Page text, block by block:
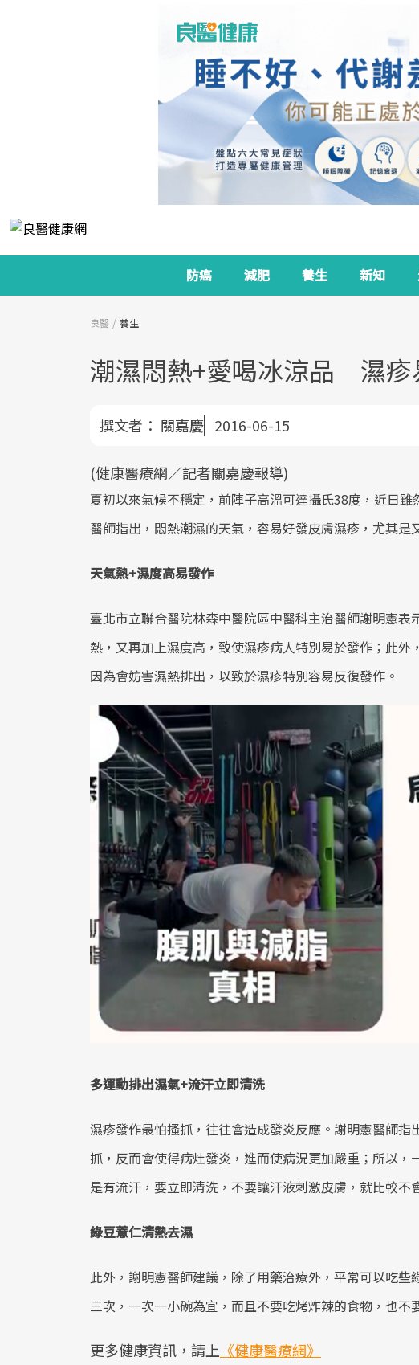
防癌 減肥 養生 新知
良醫 養生
潮濕悶熱+愛喝冰涼品 濕疹
撰文者： 關嘉慶 2016-06-15
(健康醫療網／記者關嘉慶報導)
夏初以來氣候不穩定，前陣子高溫可達攝氏38度，近日
醫師指出，悶熱潮濕的天氣，容易好發皮膚濕疹，尤其是
天氣熱+濕度高易發作
臺北市立聯合醫院林森中醫院區中醫科主治醫師謝明憲
熱，又再加上濕度高，致使濕疹病人特別易於發作；此
因為會妨害濕熱排出，以致於濕疹特別容易反復發作。
多運動排出濕氣+流汗立即清洗
濕疹發作最怕搔抓，往往會造成發炎反應。謝明憲醫師
抓，反而會使得病灶發炎，進而使病況更加嚴重；所以
是有流汗，要立即清洗，不要讓汗液刺激皮膚，就比較不
綠豆薏仁清熱去濕
此外，謝明憲醫師建議，除了用藥治療外，平常可以吃
三次，一次一小碗為宜，而且不要吃烤炸辣的食物，也不
更多健康資訊，請上 《健康醫療網》